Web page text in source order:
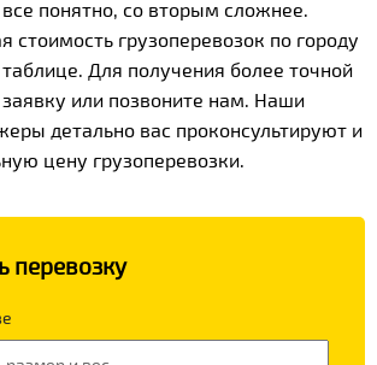
понятно, со вторым сложнее.
стоимость грузоперевозок по городу
Для получения более точной
или позвоните нам. Наши
детально вас проконсультируют и
цену грузоперевозки.
перевозку